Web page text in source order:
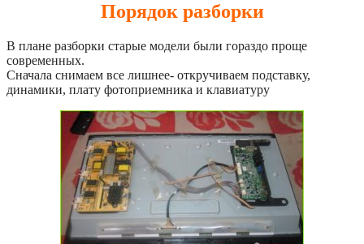
Порядок разборки
В плане разборки старые модели были гораздо проще
современных.
Сначала снимаем все лишнее- откручиваем подставку,
динамики, плату фотоприемника и клавиатуру